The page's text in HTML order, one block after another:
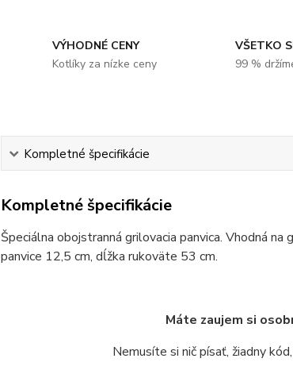
VÝHODNÉ CENY
Kotlíky za nízke ceny
VŠETKO
99 %
Kompletné špecifikácie
Kompletné špecifikácie
Špeciálna obojstranná grilovacia panvica. Vhodná
panvice 12,5 cm, dĺžka rukoväte 53 cm.
Máte zaujem si
Nemusíte si nič písať, žiadny